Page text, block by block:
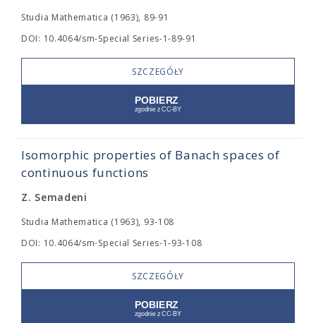
Studia Mathematica (1963), 89-91
DOI: 10.4064/sm-Special Series-1-89-91
SZCZEGÓŁY
Isomorphic properties of Banach spaces of
continuous functions
Z. Semadeni
Studia Mathematica (1963), 93-108
DOI: 10.4064/sm-Special Series-1-93-108
SZCZEGÓŁY